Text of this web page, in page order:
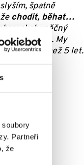
Partneři
že
špatně
chodit, běhat…
může i vrátit. My
i více než 5 let.